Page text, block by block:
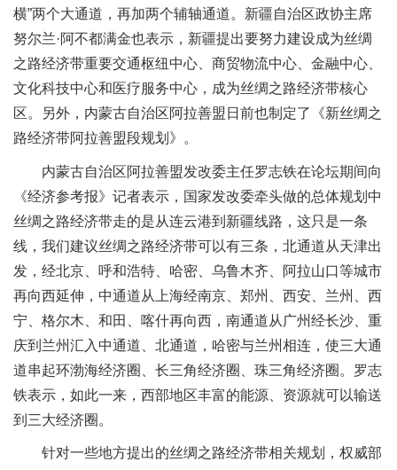
横”两个大通道，再加两个辅轴通道。新疆自治区政协主席
努尔兰·阿不都满金也表示，新疆提出要努力建设成为丝绸
之路经济带重要交通枢纽中心、商贸物流中心、金融中心、
文化科技中心和医疗服务中心，成为丝绸之路经济带核心
区。另外，内蒙古自治区阿拉善盟日前也制定了《新丝绸之
路经济带阿拉善盟段规划》。
内蒙古自治区阿拉善盟发改委主任罗志铁在论坛期间向
《经济参考报》记者表示，国家发改委牵头做的总体规划中
丝绸之路经济带走的是从连云港到新疆线路，这只是一条
线，我们建议丝绸之路经济带可以有三条，北通道从天津出
发，经北京、呼和浩特、哈密、乌鲁木齐、阿拉山口等城市
再向西延伸，中通道从上海经南京、郑州、西安、兰州、西
宁、格尔木、和田、喀什再向西，南通道从广州经长沙、重
庆到兰州汇入中通道、北通道，哈密与兰州相连，使三大通
道串起环渤海经济圈、长三角经济圈、珠三角经济圈。罗志
铁表示，如此一来，西部地区丰富的能源、资源就可以输送
到三大经济圈。
针对一些地方提出的丝绸之路经济带相关规划，权威部